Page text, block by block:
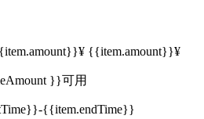
{{item.amount}}¥
}}可用
{{item.endTime}}